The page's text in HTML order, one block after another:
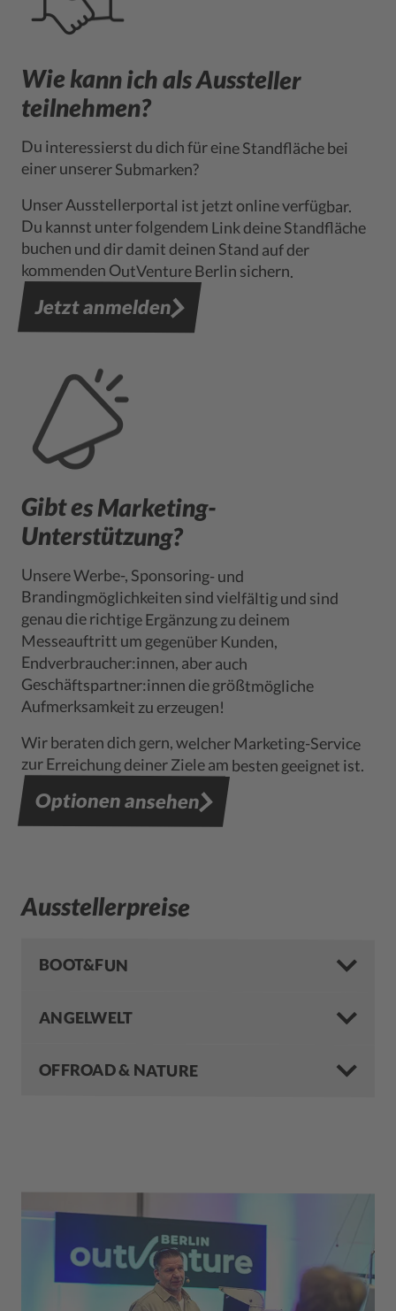
Wie kann ich als Aussteller
teilnehmen?
Du interessierst du dich für eine Standfläche bei
einer unserer Submarken?
Unser Ausstellerportal ist jetzt online verfügbar.
Du kannst unter folgendem Link deine Standfläche
buchen und dir damit deinen Stand auf der
kommenden OutVenture Berlin sichern.
Jetzt anmelden
Gibt es Marketing-
Unterstützung?
Unsere Werbe-, Sponsoring- und
Brandingmöglichkeiten sind vielfältig und sind
genau die richtige Ergänzung zu deinem
Messeauftritt um gegenüber Kunden,
Endverbraucher:innen, aber auch
Geschäftspartner:innen die größtmögliche
Aufmerksamkeit zu erzeugen!
Wir beraten dich gern, welcher Marketing-Service
zur Erreichung deiner Ziele am besten geeignet ist.
Optionen ansehen
Ausstellerpreise
BOOT&FUN
ANGELWELT
OFFROAD & NATURE